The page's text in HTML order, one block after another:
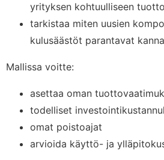
yrityksen kohtuulliseen
tarkistaa miten uusien
kulusäästöt parantavat
Mallissa voitte:
asettaa oman
todelliset
omat poistoajat
arvioida käyttö- ja